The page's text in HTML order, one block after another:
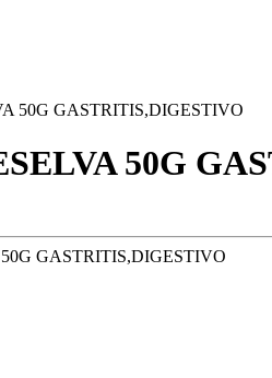
50G
GASTRITIS,DIGESTIVO